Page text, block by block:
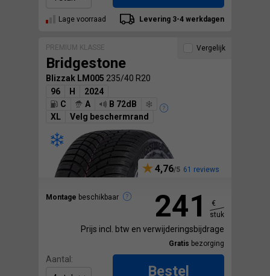
Lage voorraad Levering 3-4 werkdagen
PREMIUM KLASSE
Bridgestone
Blizzak LM005 235/40 R20
96
H
2024
C
A
B 72dB
XL
Velg beschermrand
4,76 61 reviews
Montage beschikbaar
Vergelijk
241
€
stuk
Prijs incl. btw en verwijderingsbijdrage
Gratis bezorging
Aantal:
Bestel